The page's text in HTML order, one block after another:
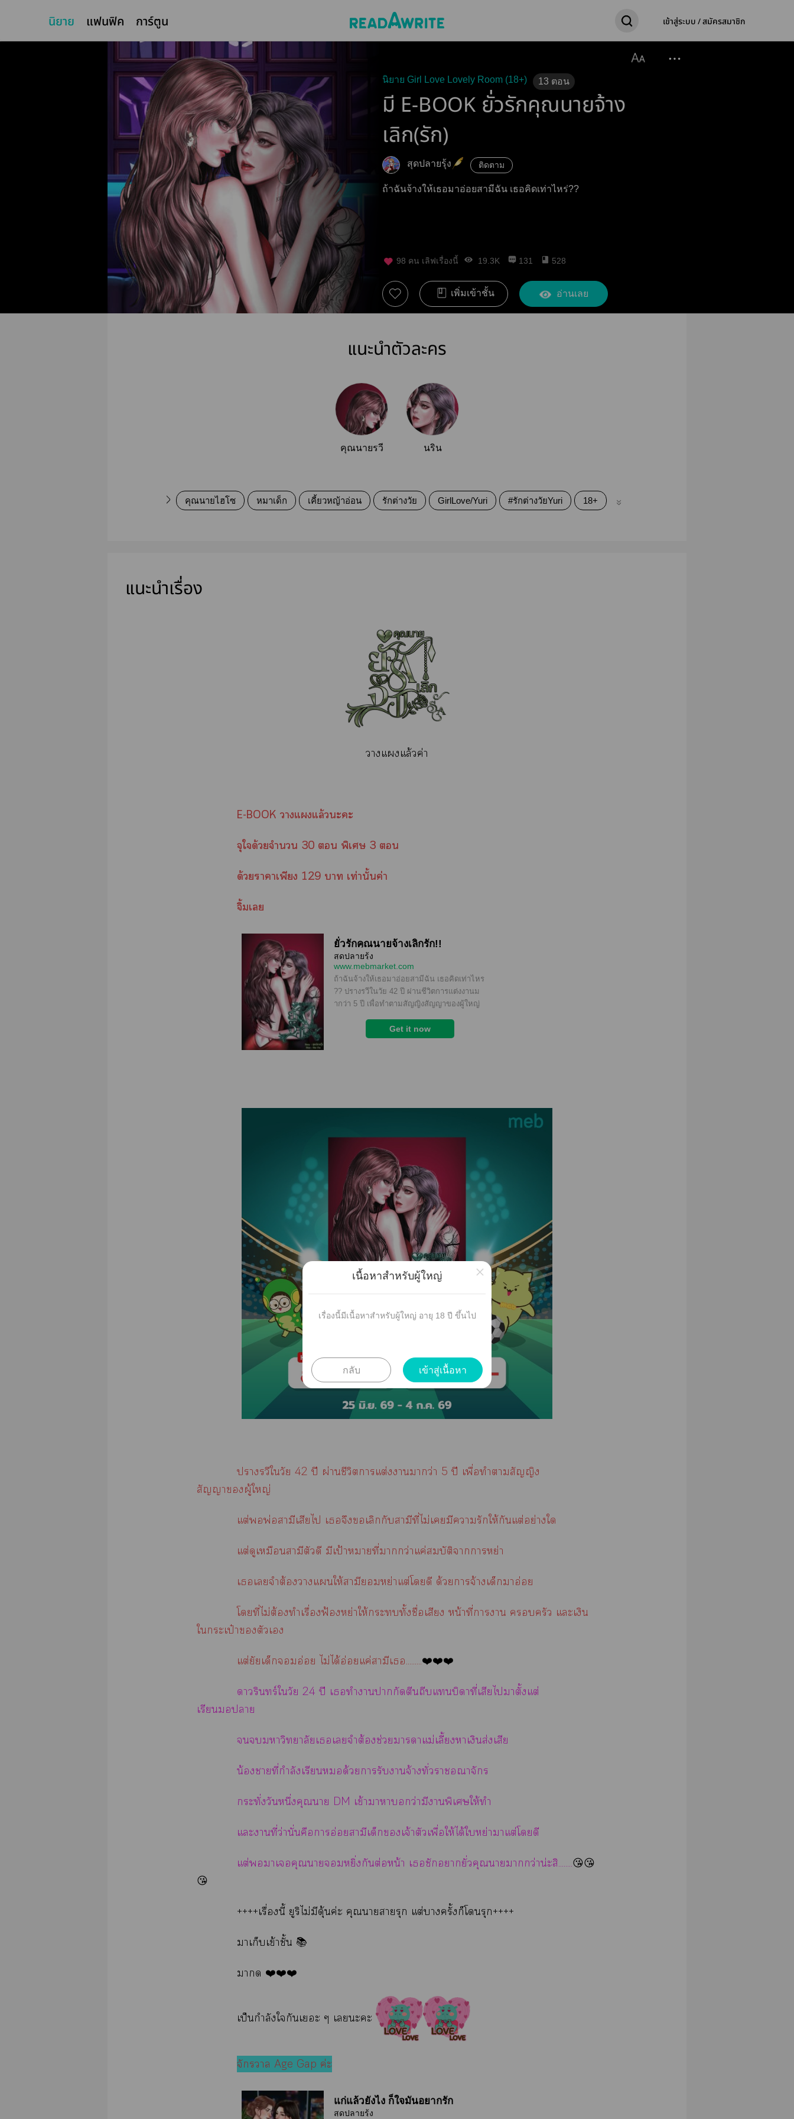
นิยาย แฟนฟิค การ์ตูน เข้าสู่ระบบ / สมัครสมาชิก
นิยาย Girl Love Lovely Room (18+) 13 ตอน
มี E-BOOK ยั่วรักคุณนายจ้าง
เลิก(รัก)
สุดปลายรุ้ง ติดตาม
ถ้าฉันจ้างให้เธอมาอ่อยสามีฉัน เธอคิดเท่าไหร่??
98 คน เลิฟเรื่องนี้ 19.3K 131 528
เพิ่มเข้าชั้น อ่านเลย
แนะนำตัวละคร
คุณนายรวี นริน
คุณนายไฮโซ หมาเด็ก เคี้ยวหญ้าอ่อน รักต่างวัย GirlLove/Yuri #รักต่างวัยYuri 18+
แนะนำเรื่อง
าแแล้วค่า
E-BOOK าแแล้วะะ
จุใด้วยจำนวน 30  พิเศษ 3 
ด้วยาาเพียง 129 า เท่านั้นค่า
จิ้มเ
ารวีใวัย 42 ปี ผ่านชีวิตาแต่งาาว่า 5 ปี เพื่อทำาสัญญิง
สัญญาผู้ใหญ่
แต่พ่อสามีเสียไ เจึงเลิกกับสามีที่ไม่เมีารักให้กันแต่อย่างใ
แต่ดูเหมือนสามีตัวดี มีเป้าหมายที่ากว่าแค่สมบัติาาหย่า
เเจำต้องาแให้สามีหย่าแต่โดี ด้วยาจ้างเด็กาอ่อย
โที่ไม่ต้องทำเรื่องฟ้องหย่าให้ะทั้งชื่อเสียง หน้าที่าา ครัว แะเงิน
ใกระเป๋าตัวเ
แต่ยัยเด็กอ่อย ไม่ได้อ่อยแค่สามีเ.........❤️❤️❤️
ารินทร์ใวัย 24 ปี เทำาากัดตีนถีบแบิดาที่เสียไาตั้งแต่
เรียนา
าวิทยาลัยเเจำต้องช่วยาาแม่เลี้ยงาเงินส่งเสีย
น้องาที่กำลังเรียนด้วยารับาจ้างทั่วาอณาจักร
กระทั่งวันหนึ่งคุณา DM เข้าาาว่ามีาพิเศษให้ทำ
แะาที่ว่านั่นคืารอ่สามีเด็กเจ้าตัวเพื่อให้ได้ใหย่าาแต่โดี
แต่าเคุณาหยิ่งกันต่อหน้า เชักายั่วคุณาากว่าน่ะสิ........😘😘
😘
++++เรื่องนี้ ยูริไม่มีดุ้นค่ะ คุณาารุก แต่าครั้งก็โรุก++++
าเก็บเข้าชั้น 📚
าด ❤️❤️❤️
เป็นกำลังใกันเะ ๆ เะะ
จักรวาล Age Gap ค่ะ
เนื้อหาสำหรับผู้ใหญ่
เรื่องนี้มีเนื้อหาสำหรับผู้ใหญ่ อายุ 18 ปี ขึ้นไป
กลับ เข้าสู่เนื้อหา
×